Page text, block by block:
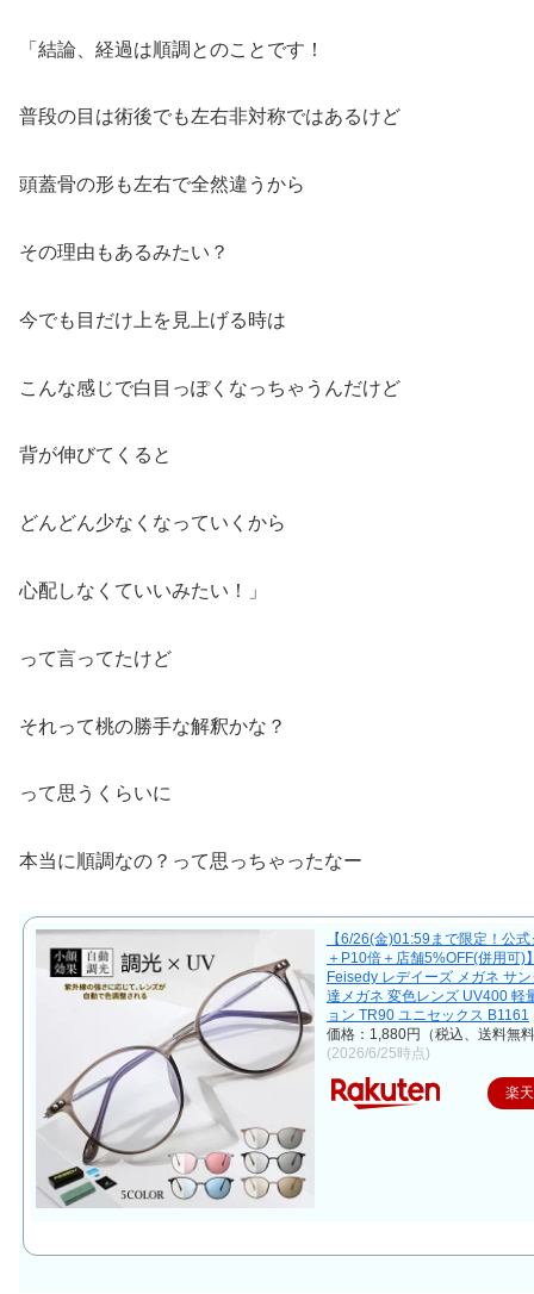
「結論、経過は順調とのことです！
普段の目は術後でも左右非対称ではあるけど
頭蓋骨の形も左右で全然違うから
その理由もあるみたい？
今でも目だけ上を見上げる時は
こんな感じで白目っぽくなっちゃうんだけど
背が伸びてくると
どんどん少なくなっていくから
心配しなくていいみたい！」
って言ってたけど
それって桃の勝手な解釈かな？
って思うくらいに
本当に順調なの？って思っちゃったなー
【6/26(金)01:59まで限定！公
＋P10倍＋店舗5%OFF(併用可)
Feisedy レデイーズ メガネ サ
達メガネ 変色レンズ UV400 軽
ョン TR90 ユニセックス B1161
価格：1,880円（税込、送料無
(2026/6/25時点)
楽